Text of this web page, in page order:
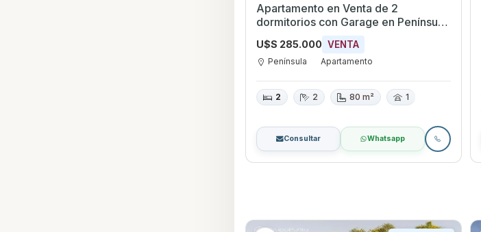
Apartamento en Venta de 2
dormitorios con Garage en Península,
U$S 285.000 VENTA
Península Apartamento
2 2 80 m² 1
Consultar Whatsapp